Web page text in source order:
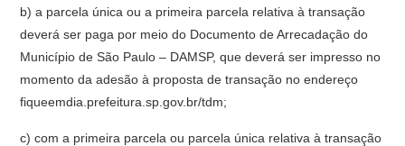
b) a parcela única ou a primeira parcela relativa à transação
deverá ser paga por meio do Documento de Arrecadação do
Município de São Paulo – DAMSP, que deverá ser impresso no
momento da adesão à proposta de transação no endereço
fiqueemdia.prefeitura.sp.gov.br/tdm;
c) com a primeira parcela ou parcela única relativa à transação